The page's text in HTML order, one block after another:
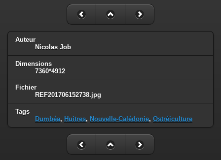
Auteur
Nicolas Job
Dimensions
7360*4912
Fichier
REF201706152738.jpg
Tags
Dumbéa, Huitres, Nouvelle-Calédonie, Ostréiculture